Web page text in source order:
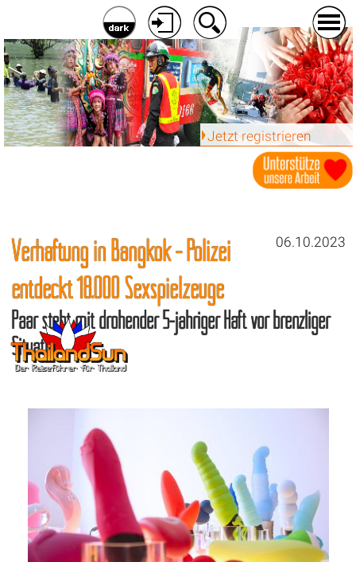
Jetzt registrieren
06.10.2023
Verhaftung in Bangkok - Polizei
entdeckt 18.000 Sexspielzeuge
Paar steht mit drohender 5-jähriger Haft vor brenzliger
Situation